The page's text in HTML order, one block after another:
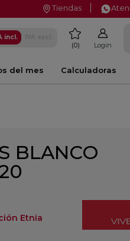
Tiendas
incl. favorite
0 Login
Calculadoras
del mes
BLANCO
Etnia